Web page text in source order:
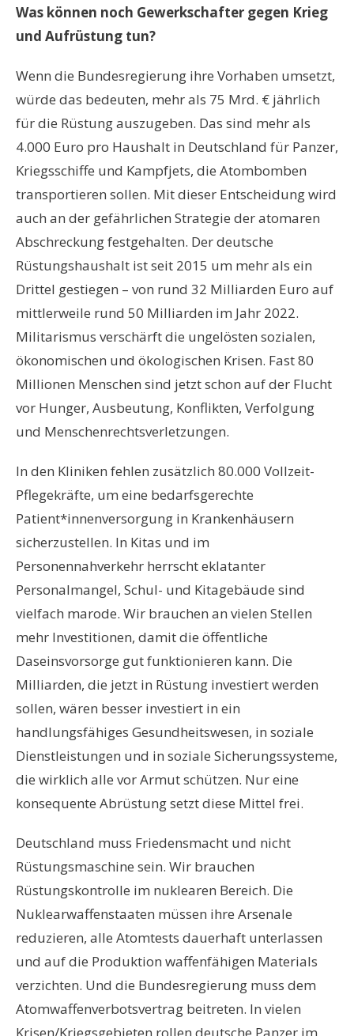
Was können noch Gewerkschafter gegen Krieg
und Aufrüstung tun?
Wenn die Bundesregierung ihre Vorhaben umsetzt,
würde das bedeuten, mehr als 75 Mrd. € jährlich
für die Rüstung auszugeben. Das sind mehr als
4.000 Euro pro Haushalt in Deutschland für Panzer,
Kriegsschiffe und Kampfjets, die Atombomben
transportieren sollen. Mit dieser Entscheidung wird
auch an der gefährlichen Strategie der atomaren
Abschreckung festgehalten. Der deutsche
Rüstungshaushalt ist seit 2015 um mehr als ein
Drittel gestiegen – von rund 32 Milliarden Euro auf
mittlerweile rund 50 Milliarden im Jahr 2022.
Militarismus verschärft die ungelösten sozialen,
ökonomischen und ökologischen Krisen. Fast 80
Millionen Menschen sind jetzt schon auf der Flucht
vor Hunger, Ausbeutung, Konflikten, Verfolgung
und Menschenrechtsverletzungen.
In den Kliniken fehlen zusätzlich 80.000 Vollzeit-
Pflegekräfte, um eine bedarfsgerechte
Patient*innenversorgung in Krankenhäusern
sicherzustellen. In Kitas und im
Personennahverkehr herrscht eklatanter
Personalmangel, Schul- und Kitagebäude sind
vielfach marode. Wir brauchen an vielen Stellen
mehr Investitionen, damit die öffentliche
Daseinsvorsorge gut funktionieren kann. Die
Milliarden, die jetzt in Rüstung investiert werden
sollen, wären besser investiert in ein
handlungsfähiges Gesundheitswesen, in soziale
Dienstleistungen und in soziale Sicherungssysteme,
die wirklich alle vor Armut schützen. Nur eine
konsequente Abrüstung setzt diese Mittel frei.
Deutschland muss Friedensmacht und nicht
Rüstungsmaschine sein. Wir brauchen
Rüstungskontrolle im nuklearen Bereich. Die
Nuklearwaffenstaaten müssen ihre Arsenale
reduzieren, alle Atomtests dauerhaft unterlassen
und auf die Produktion waffenfähigen Materials
verzichten. Und die Bundesregierung muss dem
Atomwaffenverbotsvertrag beitreten. In vielen
Krisen/Kriegsgebieten rollen deutsche Panzer im